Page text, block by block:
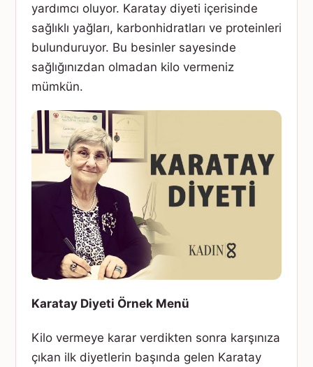
yardımcı oluyor. Karatay diyeti içerisinde
sağlıklı yağları, karbonhidratları ve proteinleri
bulunduruyor. Bu besinler sayesinde
sağlığınızdan olmadan kilo vermeniz
mümkün.
Karatay Diyeti Örnek Menü
Kilo vermeye karar verdikten sonra karşınıza
çıkan ilk diyetlerin başında gelen Karatay